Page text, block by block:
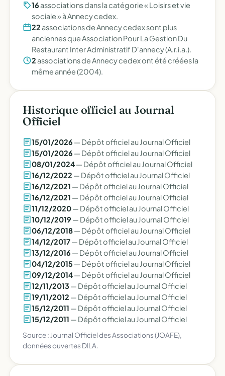
16 associations dans la catégorie « Loisirs et vie
sociale » à Annecy cedex.
22 associations de Annecy cedex sont plus
anciennes que Association Pour La Gestion Du
Restaurant Inter Administratif D'annecy (A.r.i.a.).
2 associations de Annecy cedex ont été créées la
même année (2004).
Historique officiel au Journal
Officiel
15/01/2026 — Dépôt officiel au Journal Officiel
15/01/2026 — Dépôt officiel au Journal Officiel
08/01/2024— Dépôt officiel au Journal Officiel
16/12/2022 — Dépôt officiel au Journal Officiel
16/12/2021 — Dépôt officiel au Journal Officiel
16/12/2021 — Dépôt officiel au Journal Officiel
11/12/2020— Dépôt officiel au Journal Officiel
10/12/2019 — Dépôt officiel au Journal Officiel
06/12/2018— Dépôt officiel au Journal Officiel
14/12/2017— Dépôt officiel au Journal Officiel
13/12/2016 — Dépôt officiel au Journal Officiel
04/12/2015— Dépôt officiel au Journal Officiel
09/12/2014— Dépôt officiel au Journal Officiel
12/11/2013— Dépôt officiel au Journal Officiel
19/11/2012 — Dépôt officiel au Journal Officiel
15/12/2011 — Dépôt officiel au Journal Officiel
15/12/2011 — Dépôt officiel au Journal Officiel
Source : Journal Officiel des Associations (JOAFE),
données ouvertes DILA.